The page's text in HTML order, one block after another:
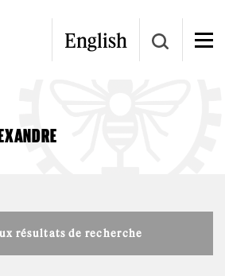
English
résultats de recherche